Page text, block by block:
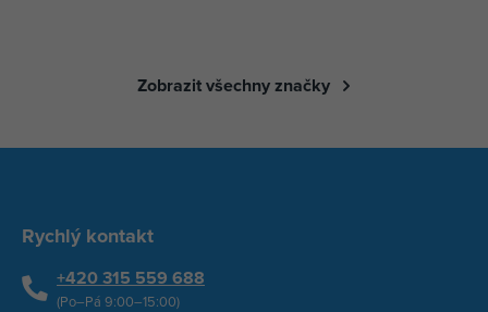
Zobrazit všechny značky
Rychlý kontakt
+420 315 559 688
(Po–Pá 9:00–15:00)